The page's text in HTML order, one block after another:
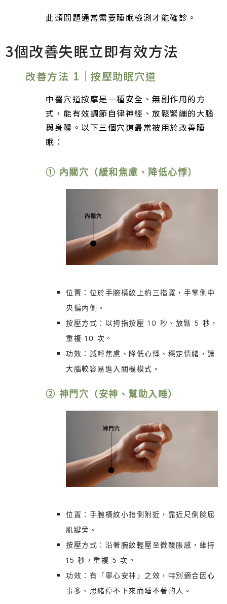
此類問題通常需要睡眠檢測才能確診。
3個改善失眠立即有效方法
改善方法 1｜按壓助眠穴道
中醫穴道按摩是一種安全、無副作用的方
式，能有效調節自律神經、放鬆緊繃的大腦
與身體。以下三個穴道最常被用於改善睡
眠：
① 內關穴（緩和焦慮、降低心悸）
位置：位於手腕橫紋上約三指寬，手掌側中
央偏內側。
按壓方式：以拇指按壓 10 秒、放鬆 5 秒，
重複 10 次。
功效：減輕焦慮、降低心悸、穩定情緒，讓
大腦較容易進入關機模式。
② 神門穴（安神、幫助入睡）
位置：手腕橫紋小指側附近，靠近尺側腕屈
肌腱旁。
按壓方式：沿著腕紋輕壓至微酸脹感，維持
15 秒，重複 5 次。
功效：有「寧心安神」之效，特別適合因心
事多、思緒停不下來而睡不著的人。